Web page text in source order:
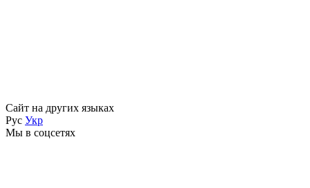
Сайт на других языках
Рус Укр
Мы в соцсетях